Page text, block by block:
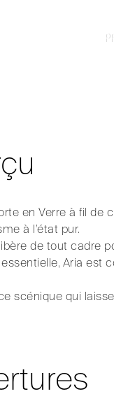
en Verre à fil de
à l’état pur.
de tout cadre
Aria est
scénique qui